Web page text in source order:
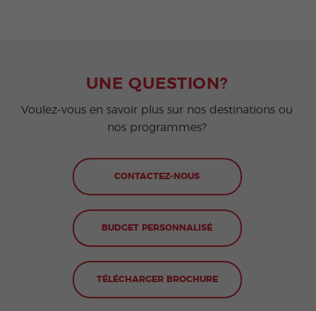
UNE QUESTION?
Voulez-vous en savoir plus sur nos destinations ou
nos programmes?
CONTACTEZ-NOUS
BUDGET PERSONNALISÉ
TÉLÉCHARGER BROCHURE